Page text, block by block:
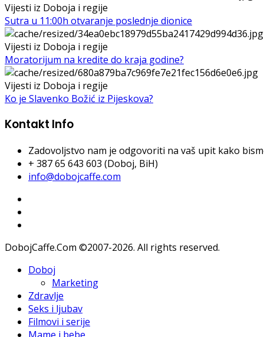
Vijesti iz Doboja i regije
Sutra u 11:00h otvaranje poslednje dionice
Vijesti iz Doboja i regije
Moratorijum na kredite do kraja godine?
Vijesti iz Doboja i regije
Ko je Slavenko Božić iz Pijeskova?
Kontakt Info
Zadovoljstvo nam je odgovoriti na vaš upit kako
+ 387 65 643 603 (Doboj, BiH)
info@dobojcaffe.com
DobojCaffe.Com ©2007-2026. All rights reserved.
Doboj
Marketing
Zdravlje
Seks i ljubav
Filmovi i serije